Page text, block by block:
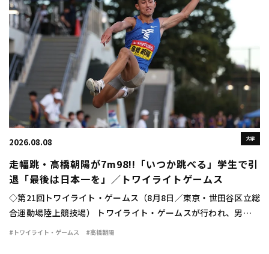
大学
2026.08.08
走幅跳・高橋朝陽が7m98!!「いつか跳べる」学生で引
退「最後は日本一を」／トワイライトゲームス
◇第21回トワイライト・ゲームス（8月8日／東京・世田谷区立総
合運動場陸上競技場） トワイライト・ゲームスが行われ、男子走
幅跳は高橋朝陽（東海大）が7m98（＋0.3）の大ジャンプを見せ
#トワイライト・ゲームス #高橋朝陽